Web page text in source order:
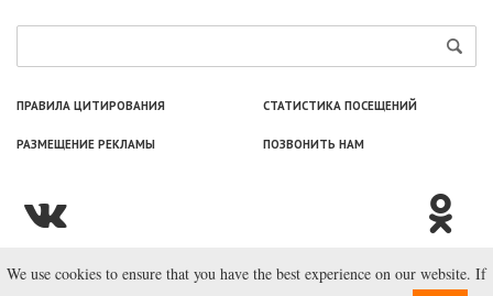
ПРАВИЛА ЦИТИРОВАНИЯ СТАТИСТИКА ПОСЕЩЕНИЙ
РАЗМЕЩЕНИЕ РЕКЛАМЫ ПОЗВОНИТЬ НАМ
© ООО «Лаборатория Новоcтей», 2003—2026.
We use cookies to ensure that you have the best experience on our website. If